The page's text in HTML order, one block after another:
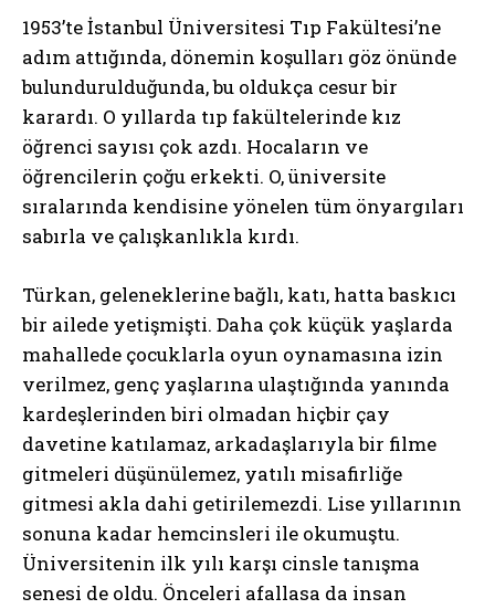
1953’te İstanbul Üniversitesi Tıp Fakültesi’ne
adım attığında, dönemin koşulları göz önünde
bulundurulduğunda, bu oldukça cesur bir
karardı. O yıllarda tıp fakültelerinde kız
öğrenci sayısı çok azdı. Hocaların ve
öğrencilerin çoğu erkekti. O, üniversite
sıralarında kendisine yönelen tüm önyargıları
sabırla ve çalışkanlıkla kırdı.
Türkan, geleneklerine bağlı, katı, hatta baskıcı
bir ailede yetişmişti. Daha çok küçük yaşlarda
mahallede çocuklarla oyun oynamasına izin
verilmez, genç yaşlarına ulaştığında yanında
kardeşlerinden biri olmadan hiçbir çay
davetine katılamaz, arkadaşlarıyla bir filme
gitmeleri düşünülemez, yatılı misafirliğe
gitmesi akla dahi getirilemezdi. Lise yıllarının
sonuna kadar hemcinsleri ile okumuştu.
Üniversitenin ilk yılı karşı cinsle tanışma
senesi de oldu. Önceleri afallasa da insan